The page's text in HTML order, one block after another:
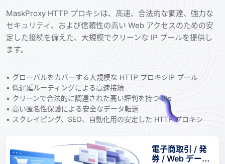
MaskProxy HTTP プロキシは、高速、合法的な調達、強力な
セキュリティ、および信頼性の高い Web アクセスのための安
定した接続を備えた、大規模でクリーンな IP プールを提供し
ます。
• グローバルをカバーする大規模な HTTP プロキシIP プール
• 低遅延ルーティングによる高速接続
• クリーンで合法的に調達された高い評判を持つ IPs
• 高い匿名性保護による安全なデータ転送
• スクレイピング、SEO、自動化用の安定した HTTP プロキシ
電子商取引 / 発
券 / Web データ